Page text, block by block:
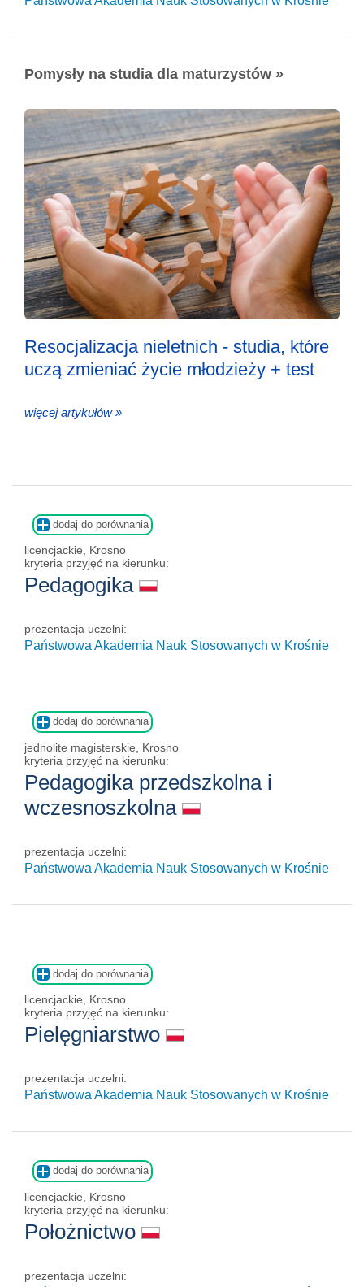
Pomysły na studia dla maturzystów »
Resocjalizacja nieletnich - studia, które
uczą zmieniać życie młodzieży + test
więcej artykułów »
dodaj do porównania
licencjackie, Krosno
kryteria przyjęć na kierunku:
Pedagogika
prezentacja uczelni:
Państwowa Akademia Nauk Stosowanych w Krośnie
dodaj do porównania
jednolite magisterskie, Krosno
kryteria przyjęć na kierunku:
Pedagogika przedszkolna i
wczesnoszkolna
prezentacja uczelni:
Państwowa Akademia Nauk Stosowanych w Krośnie
dodaj do porównania
licencjackie, Krosno
kryteria przyjęć na kierunku:
Pielęgniarstwo
prezentacja uczelni:
Państwowa Akademia Nauk Stosowanych w Krośnie
dodaj do porównania
licencjackie, Krosno
kryteria przyjęć na kierunku:
Położnictwo
prezentacja uczelni: